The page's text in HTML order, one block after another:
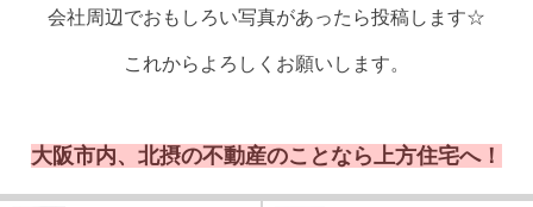
会社周辺でおもしろい写真があったら投稿します☆
これからよろしくお願いします。
大阪市内、北摂の不動産のことなら上方住宅へ！